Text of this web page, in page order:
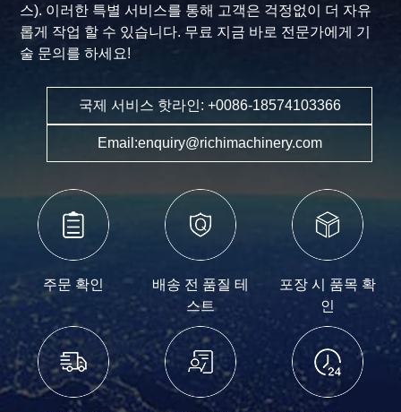
스). 이러한 특별 서비스를 통해 고객은 걱정없이 더 자유
롭게 작업 할 수 있습니다. 무료 지금 바로 전문가에게 기
술 문의를 하세요!
국제 서비스 핫라인: +0086-18574103366
Email:enquiry@richimachinery.com
주문 확인
배송 전 품질 테
스트
포장 시 품목 확
인